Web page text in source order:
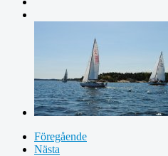
Föregående
Nästa